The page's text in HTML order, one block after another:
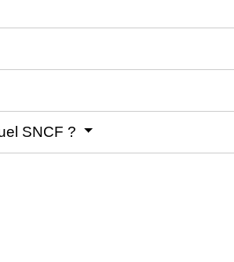
SNCF ?